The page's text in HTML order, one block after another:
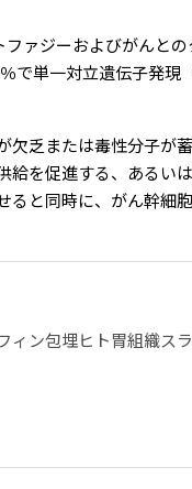
ァジーおよびがんと
単一対立遺伝子発現
欠乏または毒性分子が
を促進する、あるい
と同時に、がん幹細
ィン包埋ヒト胃組織ス